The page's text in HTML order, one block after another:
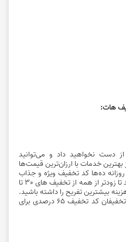
هات:
دست نخواهید داد و می‌توانید
خدمات با ارزان‌ترین قیمت‌ها
ده‌ها کد تخفیف ویژه و جذاب
برایتان دارد. تخفیفان به شما کمک می‌کند تا زودتر از همه از تخفیف های 30 تا
بیشترین تفریح را داشته باشید.
یکی از جدیدترین کدهای تخفیف سایت تخفیفان کد تخفیف 65 درصدی برای